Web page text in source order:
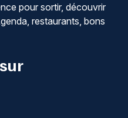
pour sortir, découvrir
restaurants, bons